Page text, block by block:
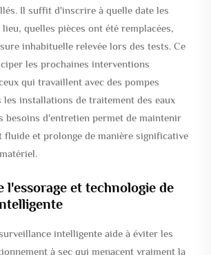
Il suffit d'inscrire à quelle date les
quelles pièces ont été remplacées,
inhabituelle relevée lors des tests. Ce
les prochaines interventions
qui travaillent avec des pompes
les installations de traitement des eaux
besoins d'entretien permet de maintenir
fluide et prolonge de manière significative
l'essorage et technologie de
intelligente aide à éviter les
à sec qui menacent vraiment la